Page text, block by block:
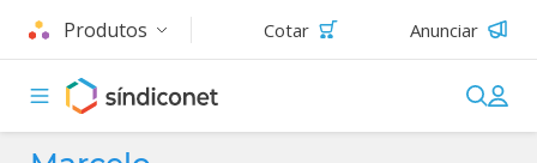
Produtos Cotar Anunciar